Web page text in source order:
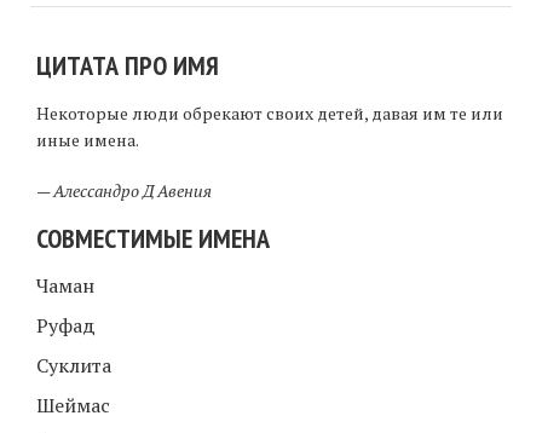
ЦИТАТА ПРО ИМЯ
Некоторые люди обрекают своих детей, давая им те или
иные имена.
—Алессандро Д Авения
СОВМЕСТИМЫЕ ИМЕНА
Чаман
Руфад
Суклита
Шеймас